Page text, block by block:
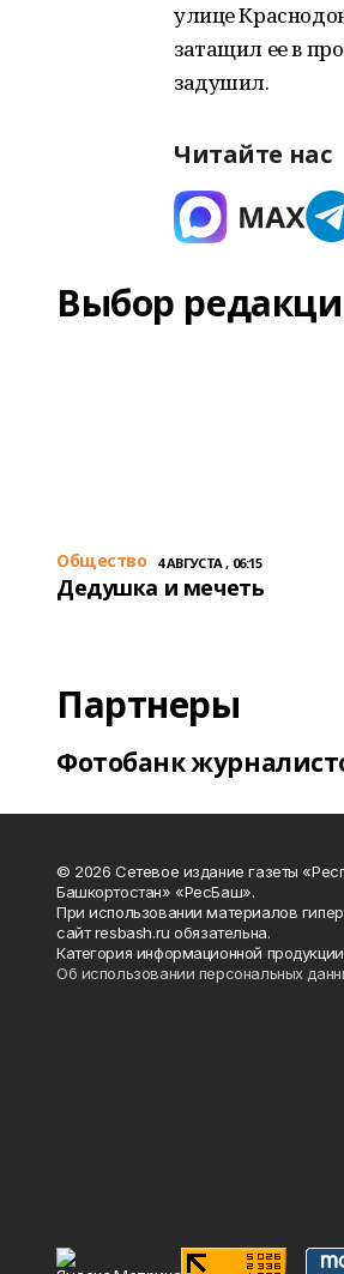
улице
затащил ее в
задушил.
Читайте нас
Выбор
Общество 4 АВГУСТА , 06:15
Дедушка и мечеть
Партнеры
Фотобанк
© 2026 Сетевое издание газеты
Башкортостан» «РесБаш».
При использовании материалов
сайт resbash.ru обязательна.
Категория информационной
Об использовании персональных